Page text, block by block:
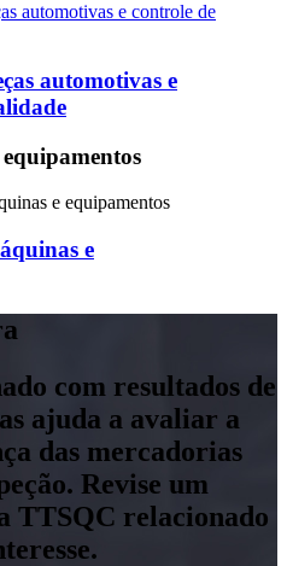
automotivas e
e
com resultados de
ajuda a avaliar a
das mercadorias
Revise um
TTSQC relacionado